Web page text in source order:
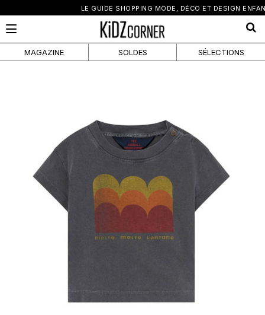
LE GUIDE SHOPPING MODE, DÉCO ET DESIGN ENFANT
×
MAGAZINE SOLDES SÉLECTIONS